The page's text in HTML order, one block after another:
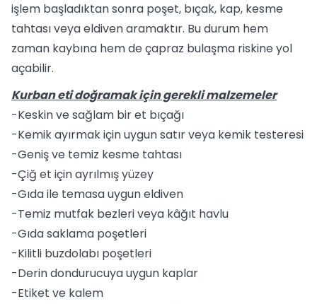
işlem başladıktan sonra poşet, bıçak, kap, kesme
tahtası veya eldiven aramaktır. Bu durum hem
zaman kaybına hem de çapraz bulaşma riskine yol
açabilir.
Kurban eti doğramak için gerekli malzemeler
-Keskin ve sağlam bir et bıçağı
-Kemik ayırmak için uygun satır veya kemik testeresi
-Geniş ve temiz kesme tahtası
-Çiğ et için ayrılmış yüzey
-Gıda ile temasa uygun eldiven
-Temiz mutfak bezleri veya kâğıt havlu
-Gıda saklama poşetleri
-Kilitli buzdolabı poşetleri
-Derin dondurucuya uygun kaplar
-Etiket ve kalem